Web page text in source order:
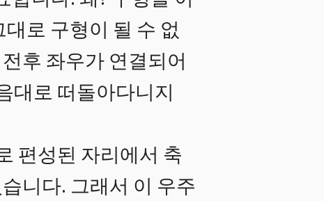
로 구형이 될 수 없
후 좌우가 연결되어
대로 떠돌아다니지
편성된 자리에서 축
니다. 그래서 이 우주